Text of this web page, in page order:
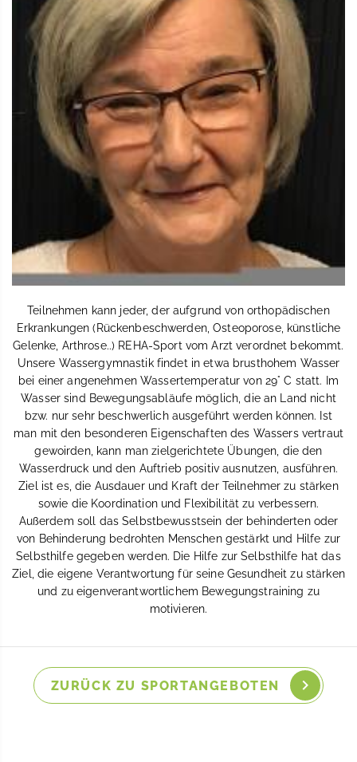
Teilnehmen kann jeder, der aufgrund von orthopädischen
Erkrankungen (Rückenbeschwerden, Osteoporose, künstliche
Gelenke, Arthrose..) REHA-Sport vom Arzt verordnet bekommt.
Unsere Wassergymnastik findet in etwa brusthohem Wasser
bei einer angenehmen Wassertemperatur von 29° C statt. Im
Wasser sind Bewegungsabläufe möglich, die an Land nicht
bzw. nur sehr beschwerlich ausgeführt werden können. Ist
man mit den besonderen Eigenschaften des Wassers vertraut
gewoirden, kann man zielgerichtete Übungen, die den
Wasserdruck und den Auftrieb positiv ausnutzen, ausführen.
Ziel ist es, die Ausdauer und Kraft der Teilnehmer zu stärken
sowie die Koordination und Flexibilität zu verbessern.
Außerdem soll das Selbstbewusstsein der behinderten oder
von Behinderung bedrohten Menschen gestärkt und Hilfe zur
Selbsthilfe gegeben werden. Die Hilfe zur Selbsthilfe hat das
Ziel, die eigene Verantwortung für seine Gesundheit zu stärken
und zu eigenverantwortlichem Bewegungstraining zu
motivieren.
ZURÜCK ZU SPORTANGEBOTEN